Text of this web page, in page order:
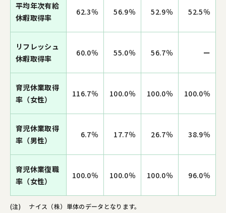
平均年次有給
休暇取得率
62.3％ 56.9％ 52.9％ 52.5％
リフレッシュ
休暇取得率
60.0％ 55.0％ 56.7％ ー
育児休業取得
率（女性）
116.7％ 100.0％ 100.0％ 100.0％
育児休業取得
率（男性）
6.7％ 17.7％ 26.7％ 38.9％
育児休業復職
率（女性）
100.0％ 100.0％ 100.0％ 96.0％
(注) ナイス（株）単体のデータとなります。